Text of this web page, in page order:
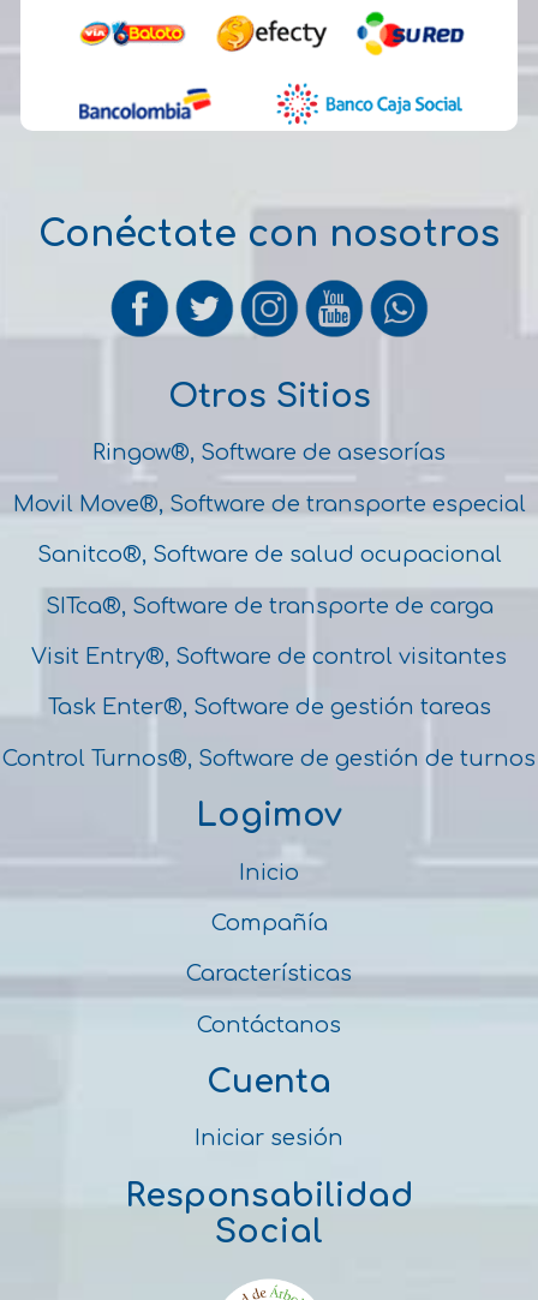
Conéctate con nosotros
Otros Sitios
Ringow®, Software de asesorías
Movil Move®, Software de transporte especial
Sanitco®, Software de salud ocupacional
SITca®, Software de transporte de carga
Visit Entry®, Software de control visitantes
Task Enter®, Software de gestión tareas
Control Turnos®, Software de gestión de turnos
Logimov
Inicio
Compañía
Características
Contáctanos
Cuenta
Iniciar sesión
Responsabilidad
Social